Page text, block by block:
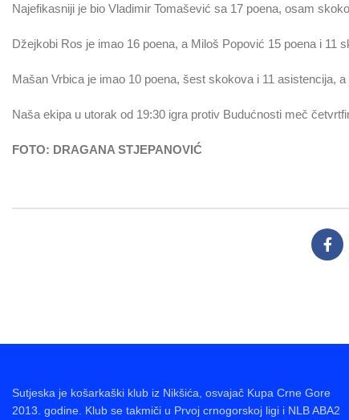
Najefikasniji je bio Vladimir Tomašević sa 17 poena, osam
Džejkobi Ros je imao 16 poena, a Miloš Popović 15 poena i 11
Mašan Vrbica je imao 10 poena, šest skokova i 11 asistencija,
Naša ekipa u utorak od 19:30 igra protiv Budućnosti meč
FOTO: DRAGANA STJEPANOVIĆ
Sutjeska je košarkaški klub iz Nikšića, osvajač Kupa Crne Gore
2013. godine. Klub se takmiči u Prvoj crnogorskoj ligi i NLB ABA2